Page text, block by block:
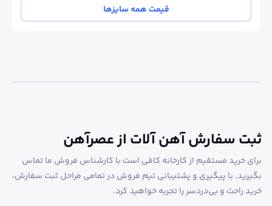
قیمت همه سایزها
ثبت سفارش آهن آلات از عصرآهن
برای خرید مستقیم از کارخانه کافی است با کارشناس فروش ما تماس
بگیرید. با پیگیری و پشتیبانی تیم فروش در تمامی مراحل ثبت سفارش،
خرید راحت و بی‌دردسر را تجربه خواهید کرد.